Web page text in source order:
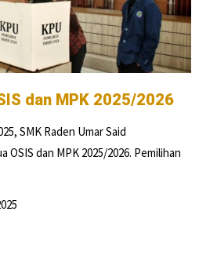
dan MPK 2025/2026
SMK Raden Umar Said
OSIS dan MPK 2025/2026. Pemilihan